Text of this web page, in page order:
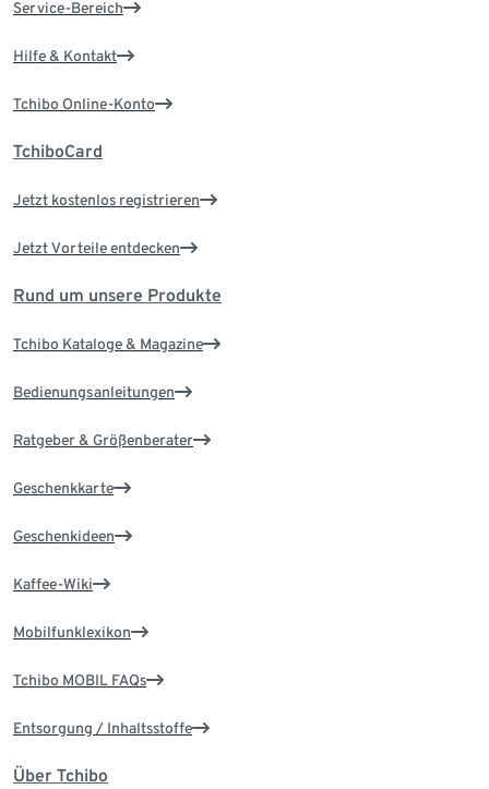
Service-Bereich
Hilfe & Kontakt
Tchibo Online-Konto
TchiboCard
Jetzt kostenlos registrieren
Jetzt Vorteile entdecken
Rund um unsere Produkte
Tchibo Kataloge & Magazine
Bedienungsanleitungen
Ratgeber & Größenberater
Geschenkkarte
Geschenkideen
Kaffee-Wiki
Mobilfunklexikon
Tchibo MOBIL FAQs
Entsorgung / Inhaltsstoffe
Über Tchibo